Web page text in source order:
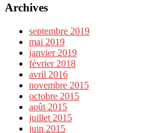
Archives
septembre 2019
mai 2019
janvier 2019
février 2018
avril 2016
novembre 2015
octobre 2015
août 2015
juillet 2015
juin 2015